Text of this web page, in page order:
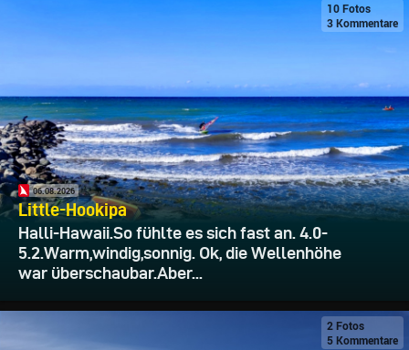
10 Fotos
3 Kommentare
06.08.2026
Little-Hookipa
Halli-Hawaii.So fühlte es sich fast an. 4.0-
5.2.Warm,windig,sonnig. Ok, die Wellenhöhe
war überschaubar.Aber...
2 Fotos
5 Kommentare